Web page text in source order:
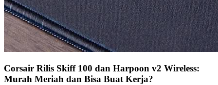
Corsair Rilis Skiff 100 dan Harpoon v2 Wireless:
Murah Meriah dan Bisa Buat Kerja?